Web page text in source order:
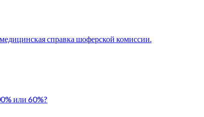
справка шоферской комиссии.
или 60%?